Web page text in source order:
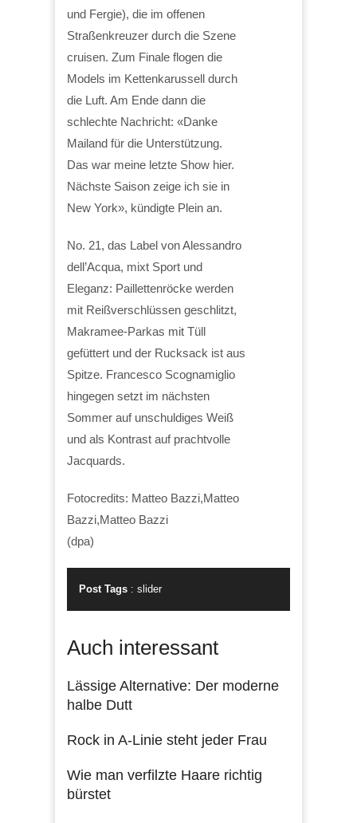
und Fergie), die im offenen
Straßenkreuzer durch die Szene
cruisen. Zum Finale flogen die
Models im Kettenkarussell durch
die Luft. Am Ende dann die
schlechte Nachricht: «Danke
Mailand für die Unterstützung.
Das war meine letzte Show hier.
Nächste Saison zeige ich sie in
New York», kündigte Plein an.
No. 21, das Label von Alessandro
dell’Acqua, mixt Sport und
Eleganz: Paillettenröcke werden
mit Reißverschlüssen geschlitzt,
Makramee-Parkas mit Tüll
gefüttert und der Rucksack ist aus
Spitze. Francesco Scognamiglio
hingegen setzt im nächsten
Sommer auf unschuldiges Weiß
und als Kontrast auf prachtvolle
Jacquards.
Fotocredits: Matteo Bazzi,Matteo
Bazzi,Matteo Bazzi
(dpa)
Post Tags : slider
Auch interessant
Lässige Alternative: Der moderne
halbe Dutt
Rock in A-Linie steht jeder Frau
Wie man verfilzte Haare richtig
bürstet